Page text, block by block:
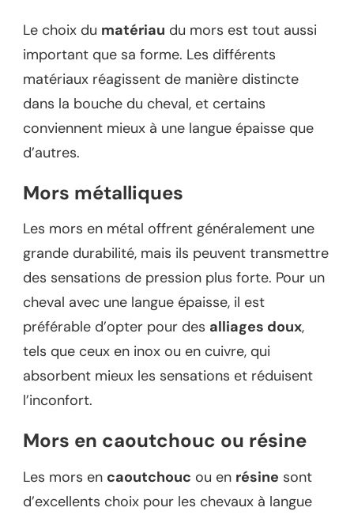
Le choix du matériau du mors est tout aussi
important que sa forme. Les différents
matériaux réagissent de manière distincte
dans la bouche du cheval, et certains
conviennent mieux à une langue épaisse que
d’autres.
Mors métalliques
Les mors en métal offrent généralement une
grande durabilité, mais ils peuvent transmettre
des sensations de pression plus forte. Pour un
cheval avec une langue épaisse, il est
préférable d’opter pour des alliages doux,
tels que ceux en inox ou en cuivre, qui
absorbent mieux les sensations et réduisent
l’inconfort.
Mors en caoutchouc ou résine
Les mors en caoutchouc ou en résine sont
d’excellents choix pour les chevaux à langue